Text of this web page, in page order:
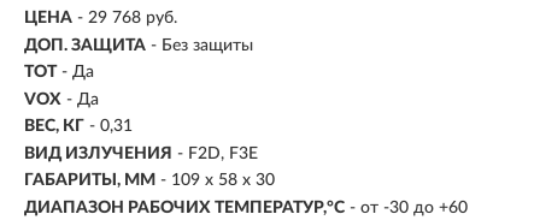
ЦЕНА - 29 768 руб.
ДОП. ЗАЩИТА - Без защиты
TOT - Да
VOX - Да
ВЕС, КГ - 0,31
ВИД ИЗЛУЧЕНИЯ - F2D, F3E
ГАБАРИТЫ, ММ - 109 x 58 x 30
ДИАПАЗОН РАБОЧИХ ТЕМПЕРАТУР,°С - от -30 до +60